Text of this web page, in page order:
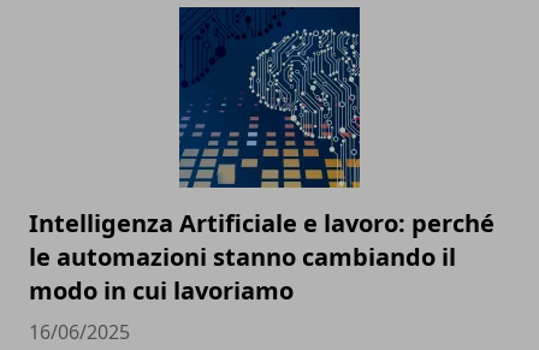
Intelligenza Artificiale e lavoro: perché
le automazioni stanno cambiando il
modo in cui lavoriamo
16/06/2025